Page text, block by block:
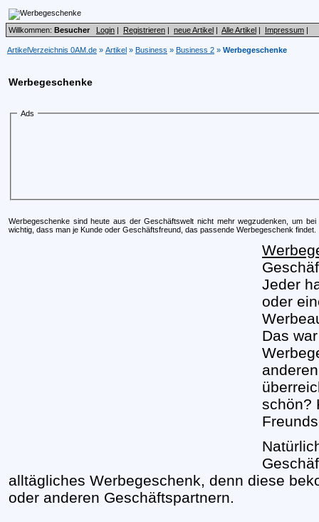
Willkommen: Besucher Login | Registrieren | neue Artikel | Alle Artikel | Impressum |
ArtikelVerzeichnis 0AM.de » Artikel » Business » Business 2 » Werbegeschenke
Werbegeschenke
Ads
Werbegeschenke sind heute aus der Geschäftswelt nicht mehr wegzudenken, um
wichtig, dass man je Kunde oder Geschäftsfreund, das passende Werbegeschenk findet.
Jeder
oder
Das
schön?
alltägliches Werbegeschenk, denn diese
oder anderen Geschäftspartnern.